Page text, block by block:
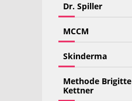
Dr. Spiller
MCCM
Skinderma
Methode Brigitte
Kettner